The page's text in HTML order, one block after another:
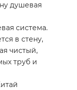
душевая
система.
в стену,
чистый,
труб и